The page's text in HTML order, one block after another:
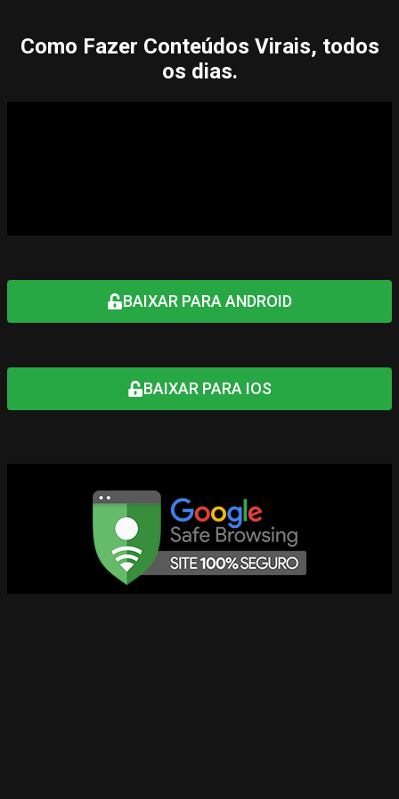
Como Fazer Conteúdos Virais, todos
os dias.
BAIXAR PARA ANDROID
BAIXAR PARA IOS